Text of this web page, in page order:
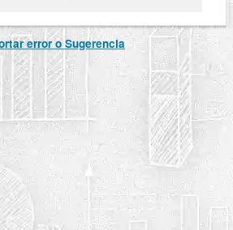
error o Sugerencia